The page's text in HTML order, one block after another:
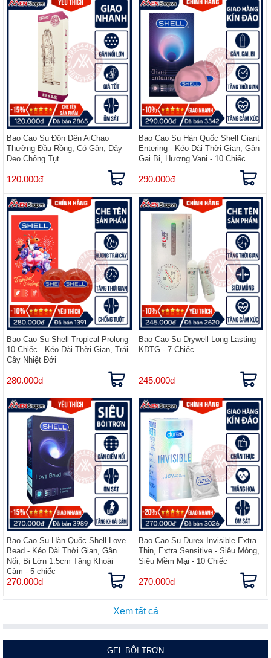
Bao Cao Su Đôn Dên AiChao
Thường Đầu Rồng, Có Gân, Dây
Đeo Chống Tụt
120.000đ
Bao Cao Su Hàn Quốc Shell Giant
Entering - Kéo Dài Thời Gian, Gân
Gai Bi, Hương Vani - 10 Chiếc
290.000đ
Bao Cao Su Shell Tropical Prolong
10 Chiếc​ - Kéo Dài Thời Gian, Trái
Cây Nhiệt Đới
280.000đ
Bao Cao Su Drywell Long Lasting
KDTG - 7 Chiếc
245.000đ
Bao Cao Su Hàn Quốc Shell Love
Bead - Kéo Dài Thời Gian, Gân
Nổi, Bi Lớn 1.5cm Tăng Khoái
Cảm - 5 chiếc
270.000đ
Bao Cao Su Durex Invisible Extra
Thin, Extra Sensitive - Siêu Mỏng,
Siêu Mềm Mại - 10 Chiếc
270.000đ
Xem tất cả
GEL BÔI TRƠN